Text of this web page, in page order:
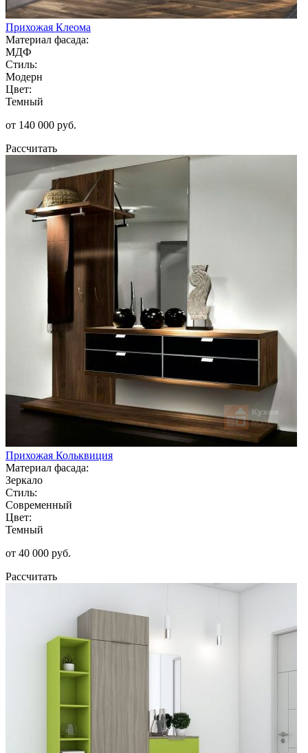
Прихожая Клеома
Материал фасада:
МДФ
Стиль:
Модерн
Цвет:
Темный
от 140 000 руб.
Рассчитать
Прихожая Кольквиция
Материал фасада:
Зеркало
Стиль:
Современный
Цвет:
Темный
от 40 000 руб.
Рассчитать